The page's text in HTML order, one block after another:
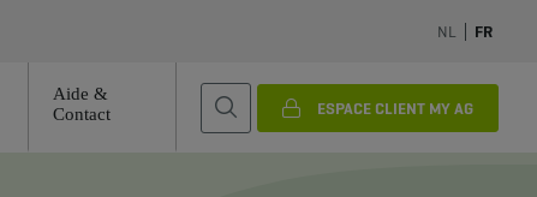
NL FR
Aide &
Contact
ESPACE CLIENT MY AG